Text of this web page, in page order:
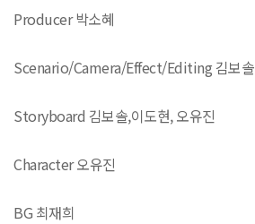
Producer 박소혜
Scenario/Camera/Effect/Editing 김보솔
Storyboard 김보솔,이도현, 오유진
Character 오유진
BG 최재희